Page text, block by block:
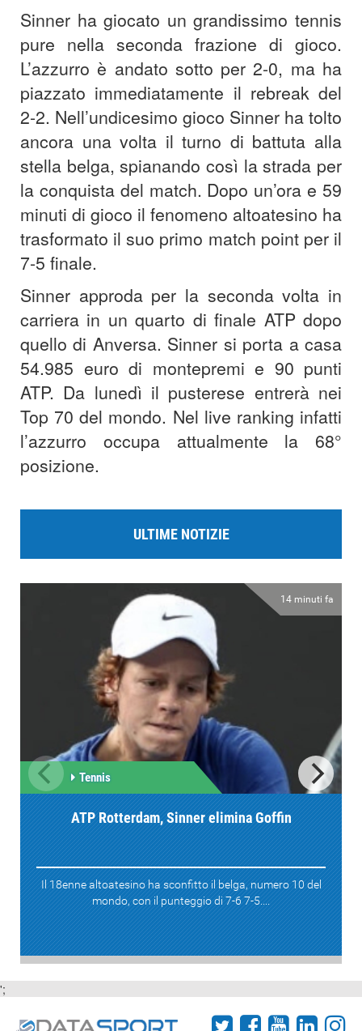
Sinner ha giocato un grandissimo tennis
pure nella seconda frazione di gioco.
L’azzurro è andato sotto per 2-0, ma ha
piazzato immediatamente il rebreak del
2-2. Nell’undicesimo gioco Sinner ha tolto
ancora una volta il turno di battuta alla
stella belga, spianando così la strada per
la conquista del match. Dopo un’ora e 59
minuti di gioco il fenomeno altoatesino ha
trasformato il suo primo match point per il
7-5 finale.
Sinner approda per la seconda volta in
carriera in un quarto di finale ATP dopo
quello di Anversa. Sinner si porta a casa
54.985 euro di montepremi e 90 punti
ATP. Da lunedì il pusterese entrerà nei
Top 70 del mondo. Nel live ranking infatti
l’azzurro occupa attualmente la 68°
posizione.
ULTIME NOTIZIE
14 minuti fa
Tennis
ATP Rotterdam, Sinner elimina Goffin
Il 18enne altoatesino ha sconfitto il belga, numero 10 del
mondo, con il punteggio di 7-6 7-5....
';